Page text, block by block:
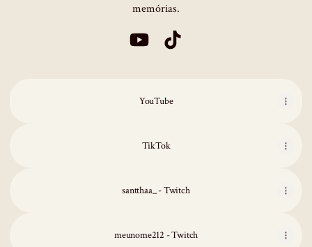
memórias.
YouTube
TikTok
santthaa_ - Twitch
meunome212 - Twitch